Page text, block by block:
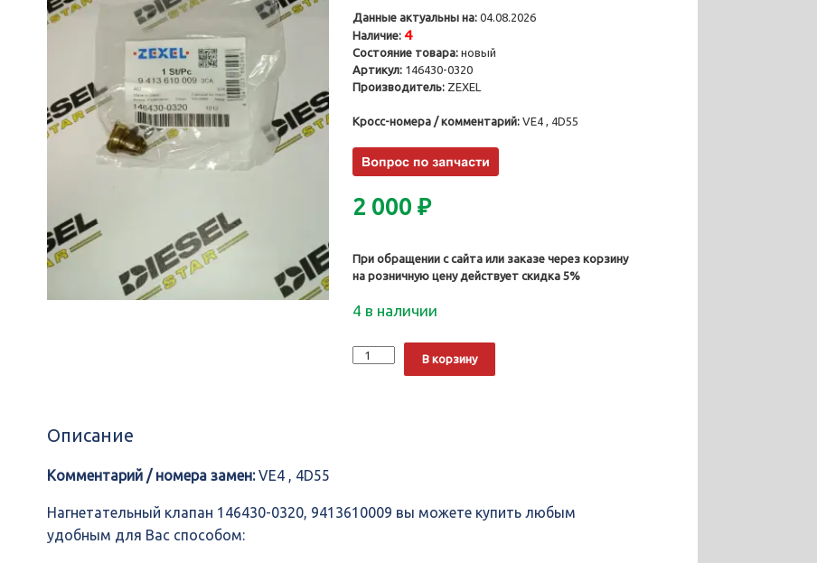
Данные актуальны на: 04.08.2026
Наличие: 4
Состояние товара: новый
Артикул: 146430-0320
Производитель: ZEXEL
Кросс-номера / комментарий: VE4 , 4D55
2 000₽
При обращении с сайта или заказе через корзину
на розничную цену действует скидка 5%
4 в наличии
Количество
Нагнетательный
В корзину
Описание
Комментарий / номера замен:VE4 , 4D55
Нагнетательный клапан 146430-0320, 9413610009 вы можете купить любым
удобным для Вас способом: